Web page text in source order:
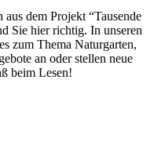
dem Projekt “Tausende
Sie hier richtig. In unseren
zum Thema Naturgarten,
an oder stellen neue
beim Lesen!